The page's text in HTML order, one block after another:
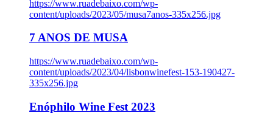
https://www.ruadebaixo.com/wp-
content/uploads/2023/05/musa7anos-335x256.jpg
7 ANOS DE MUSA
https://www.ruadebaixo.com/wp-
content/uploads/2023/04/lisbonwinefest-153-190427-
335x256.jpg
Enóphilo Wine Fest 2023